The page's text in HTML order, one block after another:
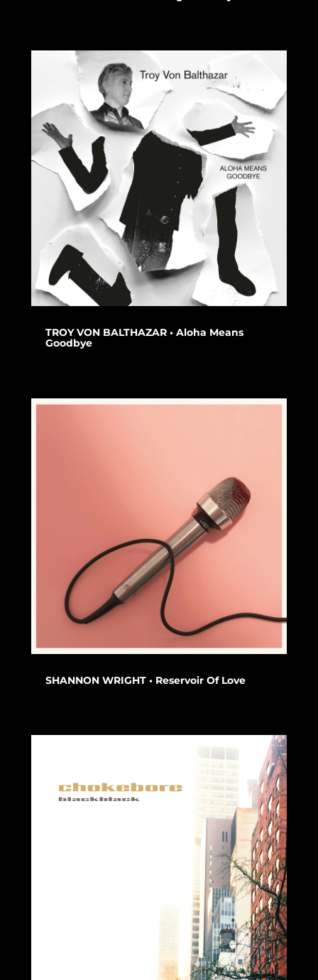
TROY VON BALTHAZAR • Aloha Means
Goodbye
SHANNON WRIGHT • Reservoir Of Love